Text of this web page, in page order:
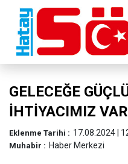
GELECEĞE
İHTİYACIMIZ VAR
Eklenme Tarihi : 17.08.2024 |
Muhabir : Haber Merkezi